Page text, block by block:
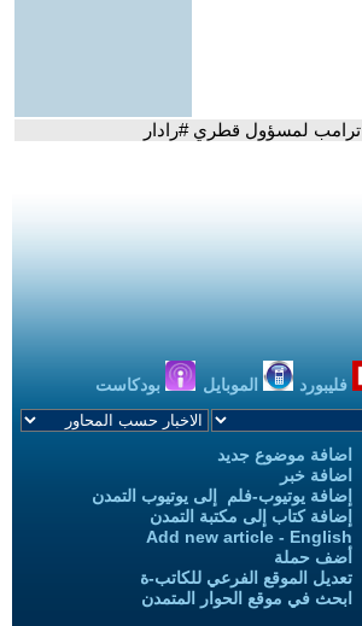
لمسؤول قطري #رادار
فليبورد الموبايل بودكاست
اضافة موضوع جديد
اضافة خبر
إضافة يوتيوب-فلم إلى يوتيوب التمدن
إضافة كتاب إلى مكتبة التمدن
Add new article - English
أضف حملة
تعديل الموقع الفرعي للكاتب-ة
ابحث في موقع الحوار المتمدن